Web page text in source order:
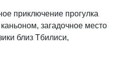
приключение прогулка
загадочное место
близ Тбилиси,